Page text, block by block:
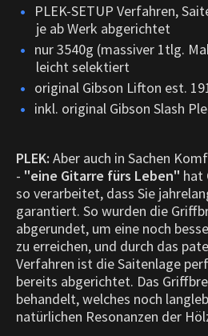
PLEK-SETUP Verfahren,
je ab Werk abgerichtet
nur 3540g (massiver 1tlg.
leicht selektiert
original Gibson Lifton est.
inkl. original Gibson Slash
PLEK: Aber auch in Sachen
- "eine Gitarre fürs Leben" hat
so verarbeitet, dass Sie
garantiert. So wurden die
abgerundet, um eine noch
zu erreichen, und durch das
Verfahren ist die Saitenlage
bereits abgerichtet. Das
behandelt, welches noch
natürlichen Resonanzen der